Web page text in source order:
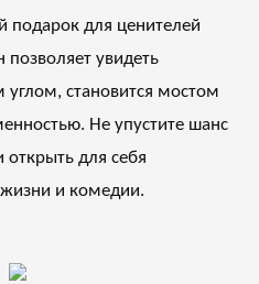
подарок для ценителей
позволяет увидеть
становится мостом
Не упустите шанс
открыть для себя
и комедии.